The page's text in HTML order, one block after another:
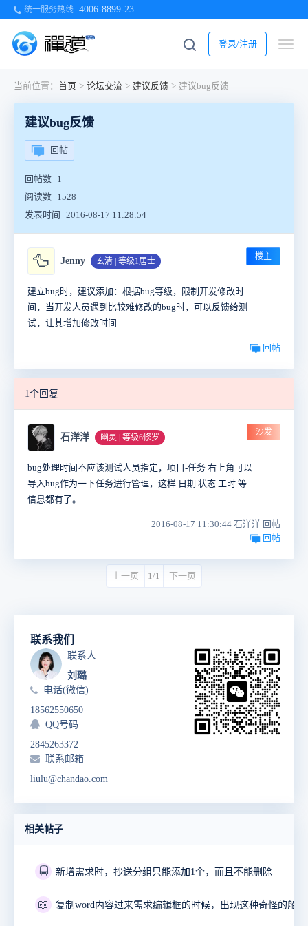
统一服务热线 4006-8899-23
登录/注册
当前位置： 首页 > 论坛交流 > 建议反馈 > 建议bug反馈
建议bug反馈
回帖
回帖数 1
阅读数 1528
发表时间
2016-08-17 11:28:54
🦆 Jenny 玄清 | 等级1居士 楼主
建立bug时，建议添加：根据bug等级，限制开发修改时
间，当开发人员遇到比较难修改的bug时，可以反馈给测
试，让其增加修改时间
回帖
1个回复
石洋洋 幽灵 | 等级6修罗
沙发
bug处理时间不应该测试人员指定，项目-任务 右上角可以
导入bug作为一下任务进行管理，这样 日期 状态 工时 等
信息都有了。
2016-08-17 11:30:44 石洋洋 回帖
回帖
上一页 1/1 下一页
联系我们
联系人
刘璐
电话(微信)
18562550650
QQ号码
2845263372
联系邮箱
liulu@chandao.com
相关帖子
🚍 新增需求时，抄送分组只能添加1个，而且不能删除
📖